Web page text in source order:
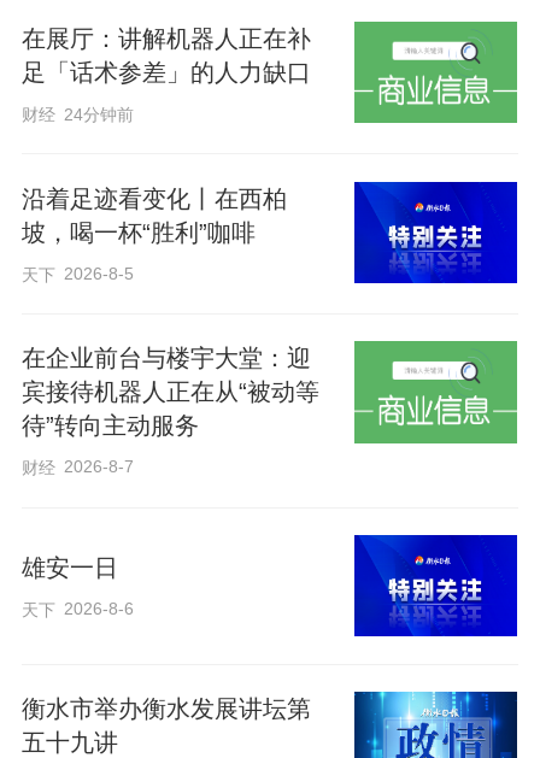
宇宙观和处世哲学。
特朗普总统对9年前的故宫之行记忆犹
普总统介绍了故宫的历史，指出故宫是了
解中国历史文化不可或缺的窗口。在太和
殿，总书记一边走，一边向特朗普总统介
体木构殿宇。明清两代的重大典礼以及春
节等节日庆典都在这里举行。特朗普总统
听得非常认真，称赞故宫布局宏伟，感叹
在展厅：讲解机器人正在补
足「话术参差」的人力缺口
财经 24分钟前
沿着足迹看变化丨在西柏
坡，喝一杯“胜利”咖啡
天下 2026-8-5
在企业前台与楼宇大堂：迎
宾接待机器人正在从“被动等
待”转向主动服务
财经 2026-8-7
雄安一日
天下 2026-8-6
衡水市举办衡水发展讲坛第
五十九讲